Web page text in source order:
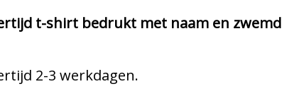
t-shirt bedrukt met naam en
2-3 werkdagen.